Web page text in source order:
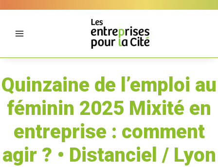
Quinzaine de l’emploi au
féminin 2025 Mixité en
entreprise : comment
agir ? • Distanciel / Lyon